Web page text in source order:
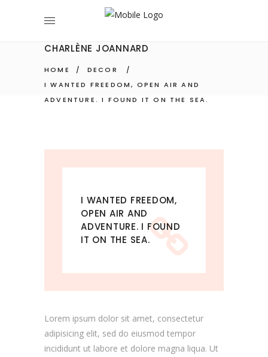
CHARLÈNE JOANNARD
HOME / DECOR
/
I WANTED FREEDOM, OPEN AIR AND
ADVENTURE. I FOUND IT ON THE SEA.
I WANTED FREEDOM,
OPEN AIR AND
ADVENTURE. I FOUND
IT ON THE SEA.
Lorem ipsum dolor sit amet, consectetur
adipisicing elit, sed do eiusmod tempor
incididunt ut labore et dolore magna liqua. Ut